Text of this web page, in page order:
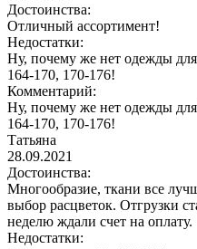
Достоинства:
Отличный ассортимент!
Недостатки:
Ну, почему же нет одежды
164-170, 170-176!
Комментарий:
Ну, почему же нет одежды
164-170, 170-176!
Татьяна
28.09.2021
Достоинства:
Многообразие, ткани все
выбор расцветок. Отгрузки
неделю ждали счет на оплату.
Недостатки: